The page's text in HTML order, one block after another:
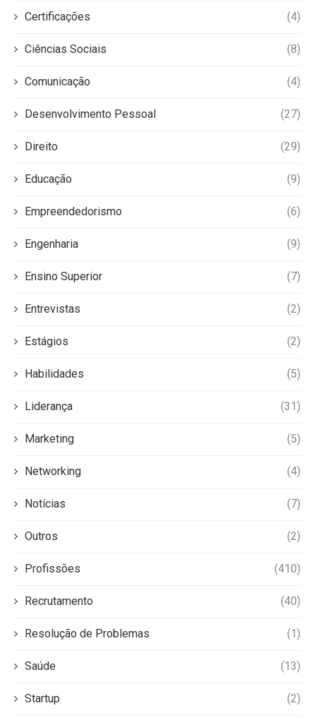
Certificações (4)
Ciências Sociais (8)
Comunicação (4)
Desenvolvimento Pessoal (27)
Direito (29)
Educação (9)
Empreendedorismo (6)
Engenharia (9)
Ensino Superior (7)
Entrevistas (2)
Estágios (2)
Habilidades (5)
Liderança (31)
Marketing (5)
Networking (4)
Notícias (7)
Outros (2)
Profissões (410)
Recrutamento (40)
Resolução de Problemas (1)
Saúde (13)
Startup (2)